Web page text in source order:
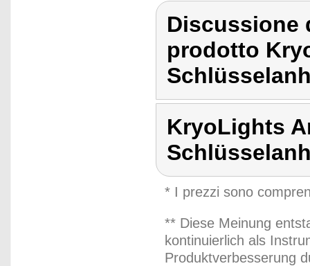
Discussione
prodotto
KryoLights
* I prezzi sono
** Diese Meinung
kontinuierlich als
Produktverbesserung